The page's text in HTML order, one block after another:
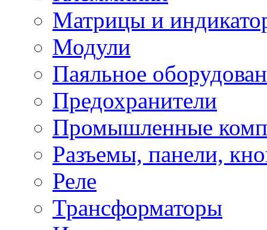
Матрицы и
Модули
Паяльное
Предохранители
Промышленные
Разъемы, панели,
Реле
Трансформаторы